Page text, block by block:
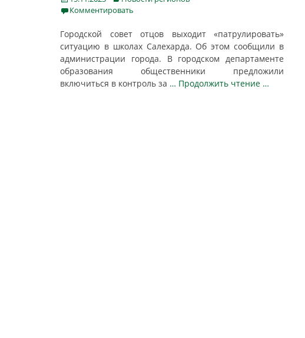
onКомментировать
Городской совет отцов выходит «патрулировать»
ситуацию в школах Салехарда. Об этом сообщили в
администрации города. В городском департаменте
образования общественники предложили
включиться в контроль за … Продолжить чтение …